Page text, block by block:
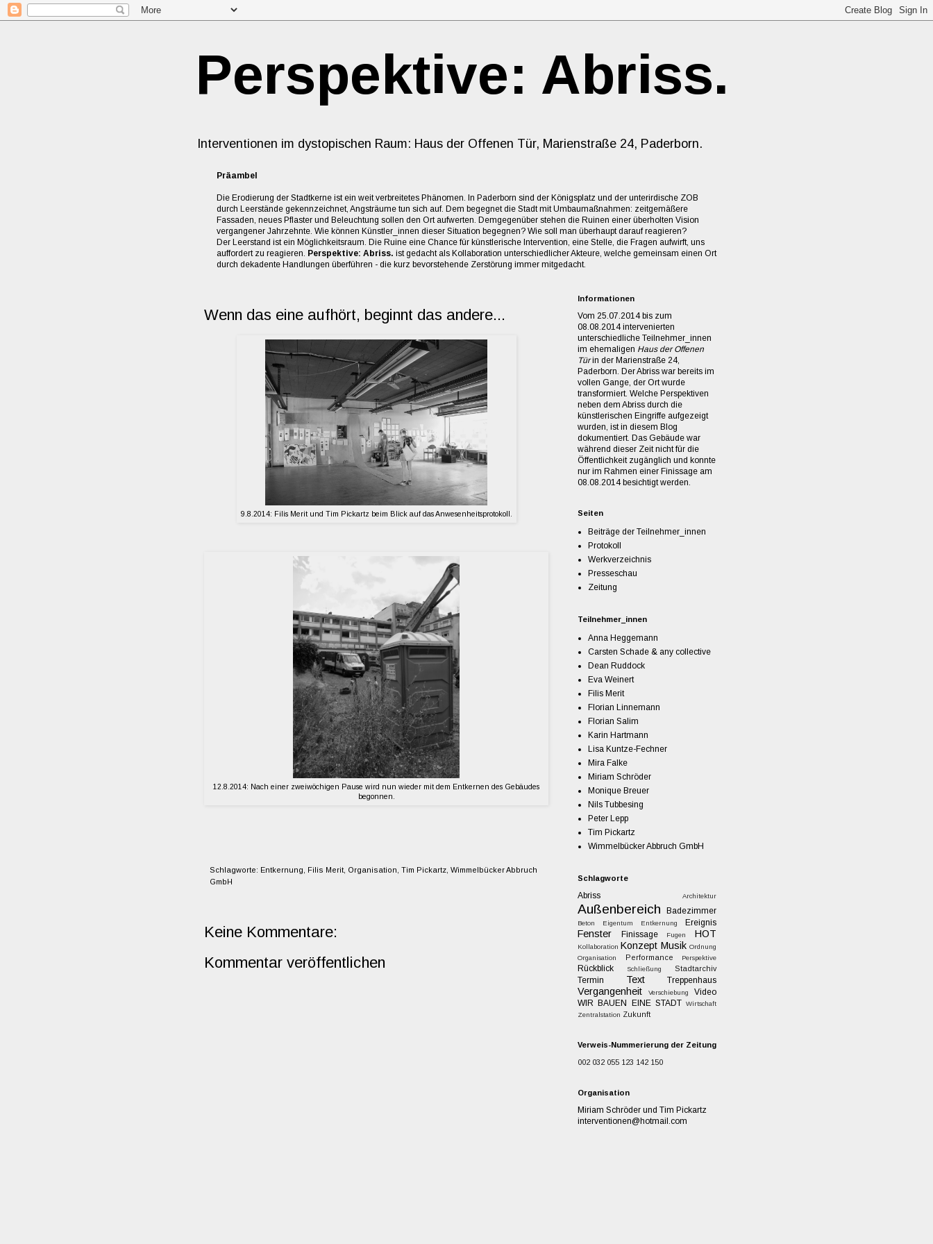
Perspektive: Abriss.
Interventionen im dystopischen Raum: Haus der Offenen Tür, Marienstraße 24, Paderborn.
Präambel
Die Erodierung der Stadtkerne ist ein weit verbreitetes Phänomen. In Paderborn sind der Königsplatz und der unterirdische ZOB
durch Leerstände gekennzeichnet, Angsträume tun sich auf. Dem begegnet die Stadt mit Umbaumaßnahmen: zeitgemäßere
Fassaden, neues Pflaster und Beleuchtung sollen den Ort aufwerten. Demgegenüber stehen die Ruinen einer überholten Vision
vergangener Jahrzehnte. Wie können Künstler_innen dieser Situation begegnen? Wie soll man überhaupt darauf reagieren?
Der Leerstand ist ein Möglichkeitsraum. Die Ruine eine Chance für künstlerische Intervention, eine Stelle, die Fragen aufwirft, uns
auffordert zu reagieren. Perspektive: Abriss. ist gedacht als Kollaboration unterschiedlicher Akteure, welche gemeinsam einen Ort
durch dekadente Handlungen überführen - die kurz bevorstehende Zerstörung immer mitgedacht.
Wenn das eine aufhört, beginnt das andere...
9.8.2014: Filis Merit und Tim Pickartz beim Blick auf das Anwesenheitsprotokoll.
12.8.2014: Nach einer zweiwöchigen Pause wird nun wieder mit dem Entkernen des Gebäudes
begonnen.
Schlagworte: Entkernung Filis Merit Organisation Tim Pickartz Wimmelbücker Abbruch
GmbH
Keine Kommentare:
Kommentar veröffentlichen
Informationen
Vom 25.07.2014 bis zum
08.08.2014 intervenierten
unterschiedliche Teilnehmer_innen
im ehemaligen Haus der Offenen
Türin der Marienstraße 24,
Paderborn. Der Abriss war bereits im
vollen Gange, der Ort wurde
transformiert. Welche Perspektiven
neben dem Abriss durch die
künstlerischen Eingriffe aufgezeigt
wurden, ist in diesem Blog
dokumentiert. Das Gebäude war
während dieser Zeit nicht für die
Öffentlichkeit zugänglich und konnte
nur im Rahmen einer Finissage am
08.08.2014 besichtigt werden.
Seiten
Beiträge der Teilnehmer_innen
Protokoll
Werkverzeichnis
Presseschau
Zeitung
Teilnehmer_innen
Anna Heggemann
Carsten Schade & any collective
Dean Ruddock
Eva Weinert
Filis Merit
Florian Linnemann
Florian Salim
Karin Hartmann
Lisa Kuntze-Fechner
Mira Falke
Miriam Schröder
Monique Breuer
Nils Tubbesing
Peter Lepp
Tim Pickartz
Wimmelbücker Abbruch GmbH
Schlagworte
Abriss Architektur
Außenbereich Badezimmer
Beton Eigentum Entkernung Ereignis
Fenster Finissage Fugen HOT
Kollaboration Konzept Musik Ordnung
Organisation
Performance Perspektive
Rückblick Schließung Stadtarchiv
Termin Text Treppenhaus
Vergangenheit Verschiebung
Video
WIR BAUEN EINE STADT Wirtschaft
Zentralstation Zukunft
Verweis-Nummerierung der Zeitung
002 032 055 123 142 150
Organisation
Miriam Schröder und Tim Pickartz
interventionen@hotmail.com